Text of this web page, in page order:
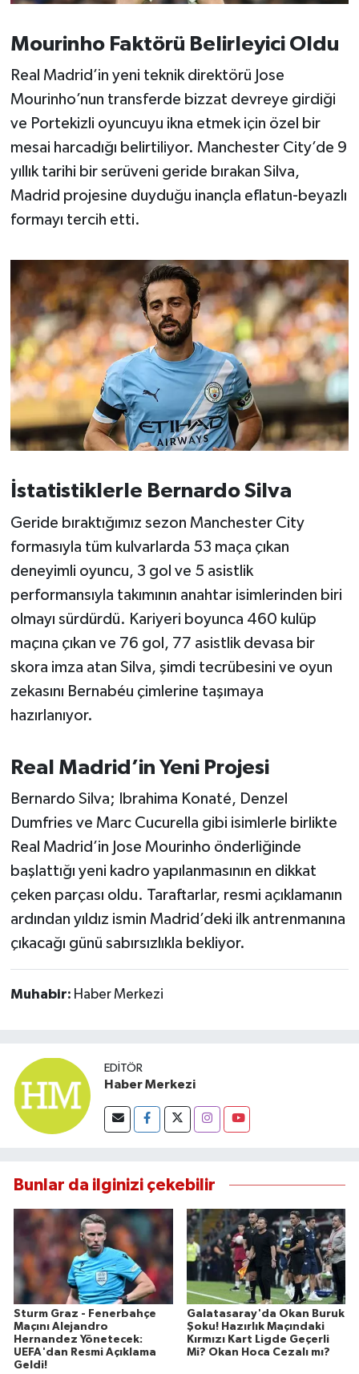
Mourinho Faktörü Belirleyici Oldu
Real Madrid’in yeni teknik direktörü Jose
Mourinho’nun transferde bizzat devreye girdiği
ve Portekizli oyuncuyu ikna etmek için özel bir
mesai harcadığı belirtiliyor. Manchester City’de 9
yıllık tarihi bir serüveni geride bırakan Silva,
Madrid projesine duyduğu inançla eflatun-beyazlı
formayı tercih etti.
İstatistiklerle Bernardo Silva
Geride bıraktığımız sezon Manchester City
formasıyla tüm kulvarlarda 53 maça çıkan
deneyimli oyuncu, 3 gol ve 5 asistlik
performansıyla takımının anahtar isimlerinden biri
olmayı sürdürdü. Kariyeri boyunca 460 kulüp
maçına çıkan ve 76 gol, 77 asistlik devasa bir
skora imza atan Silva, şimdi tecrübesini ve oyun
zekasını Bernabéu çimlerine taşımaya
hazırlanıyor.
Real Madrid’in Yeni Projesi
Bernardo Silva; Ibrahima Konaté, Denzel
Dumfries ve Marc Cucurella gibi isimlerle birlikte
Real Madrid’in Jose Mourinho önderliğinde
başlattığı yeni kadro yapılanmasının en dikkat
çeken parçası oldu. Taraftarlar, resmi açıklamanın
ardından yıldız ismin Madrid’deki ilk antrenmanına
çıkacağı günü sabırsızlıkla bekliyor.
Muhabir: Haber Merkezi
EDITÖR
Haber Merkezi
Bunlar da ilginizi çekebilir
Sturm Graz - Fenerbahçe
Maçını Alejandro
Hernandez Yönetecek:
UEFA'dan Resmi Açıklama
Geldi!
Galatasaray'da Okan Buruk
Şoku! Hazırlık Maçındaki
Kırmızı Kart Ligde Geçerli
Mi? Okan Hoca Cezalı mı?
SEYAHAT
SİYASET
Sındırgı
SPOR
SÜRMANŞET
Susurluk
TARİHTE BUGÜN
TEKNOLOJİ
Trend
VİZYONDAKİLER
YAŞAM